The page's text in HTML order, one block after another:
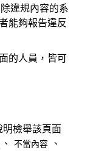
違規內容的系
能夠報告違反
的人員，皆可
檢舉該頁面
、 不當內容 、